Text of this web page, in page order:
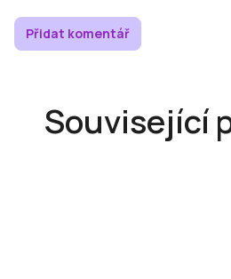
Související
Přidat komentář